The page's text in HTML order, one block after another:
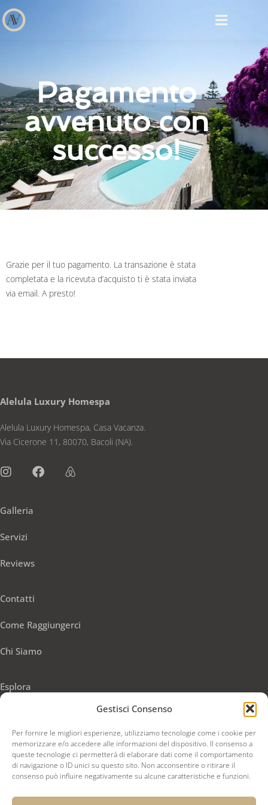
Gestisci Consenso
Per fornire le migliori esperienze, utilizziamo tecnologie come i cookie per
memorizzare e/o accedere alle informazioni del dispositivo. Il consenso a
queste tecnologie ci permetterà di elaborare dati come il comportamento
di navigazione o ID unici su questo sito. Non acconsentire o ritirare il
consenso può influire negativamente su alcune caratteristiche e funzioni.
Pagamento
avvenuto con
successo!
Grazie per il tuo pagamento. La transazione è stata
completata e la ricevuta d’acquisto ti è stata inviata
via email. A presto!
Alelula Luxury Homespa
Alelula Luxury Homespa, Casa Vacanza.
Via Cicerone 11, 80070, Bacoli (NA).
Galleria
Servizi
Reviews
Contatti
Come Raggiungerci
Chi Siamo
Esplora
Termini e Condizioni
PRENOTA ORA